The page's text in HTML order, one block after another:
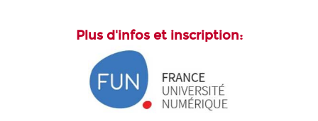
Plus d'infos et inscription: